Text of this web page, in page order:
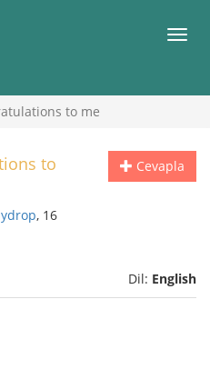
to me
Cevapla
to
, 16
Dil: English